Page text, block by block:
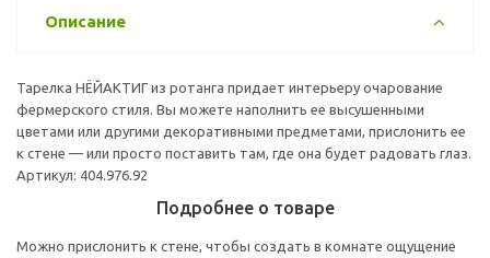
Описание
Тарелка НЁЙАКТИГ из ротанга придает интерьеру очарование
фермерского стиля. Вы можете наполнить ее высушенными
цветами или другими декоративными предметами, прислонить ее
к стене — или просто поставить там, где она будет радовать глаз.
Артикул: 404.976.92
Подробнее о товаре
Можно прислонить к стене, чтобы создать в комнате ощущение